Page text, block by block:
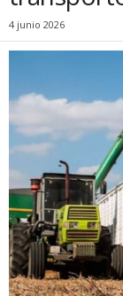
4 junio 2026